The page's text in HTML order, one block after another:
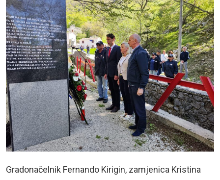
Gradonačelnik Fernando Kirigin, zamjenica Kristina